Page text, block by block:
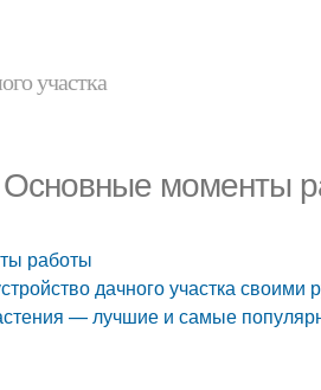
участка
Основные моменты
работы
дачного участка своими
— лучшие и самые